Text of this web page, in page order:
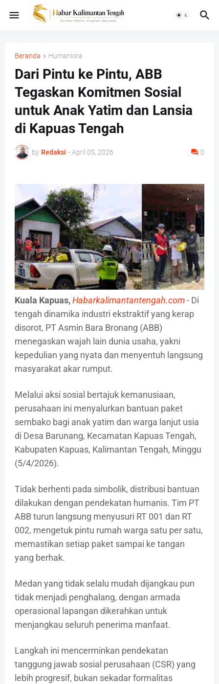
Beranda Humaniora
Dari Pintu ke Pintu, ABB
Tegaskan Komitmen Sosial
untuk Anak Yatim dan Lansia
di Kapuas Tengah
by Redaksi - April 05, 2026 0
Kuala Kapuas,Habarkalimantantengah.com- Di
tengah dinamika industri ekstraktif yang kerap
disorot, PT Asmin Bara Bronang (ABB)
menegaskan wajah lain dunia usaha, yakni
kepedulian yang nyata dan menyentuh langsung
masyarakat akar rumput.
Melalui aksi sosial bertajuk kemanusiaan,
perusahaan ini menyalurkan bantuan paket
sembako bagi anak yatim dan warga lanjut usia
di Desa Barunang, Kecamatan Kapuas Tengah,
Kabupaten Kapuas, Kalimantan Tengah, Minggu
(5/4/2026).
Tidak berhenti pada simbolik, distribusi bantuan
dilakukan dengan pendekatan humanis. Tim PT
ABB turun langsung menyusuri RT 001 dan RT
002, mengetuk pintu rumah warga satu per satu,
memastikan setiap paket sampai ke tangan
yang berhak.
Medan yang tidak selalu mudah dijangkau pun
tidak menjadi penghalang, dengan armada
operasional lapangan dikerahkan untuk
menjangkau seluruh penerima manfaat.
Langkah ini mencerminkan pendekatan
tanggung jawab sosial perusahaan (CSR) yang
lebih progresif, bukan sekadar formalitas